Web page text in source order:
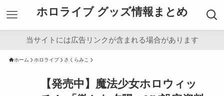
ホロライブ グッズ情報まとめ
当サイトには広告リンクが含まれる場合があります
ホーム ホロライブ さくらみこ
【発売中】魔法少女ホロウィッ